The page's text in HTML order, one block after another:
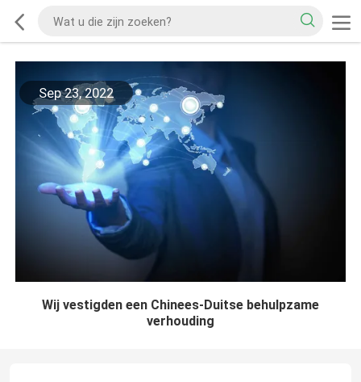
Sep 23, 2022
Wij vestigden een Chinees-Duitse behulpzame
verhouding